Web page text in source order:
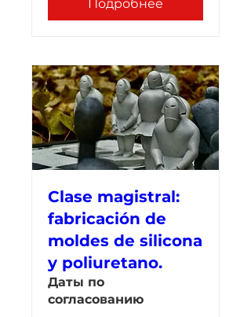
Подробнее
Clase magistral:
fabricación de
moldes de silicona
y poliuretano.
Даты по
согласованию